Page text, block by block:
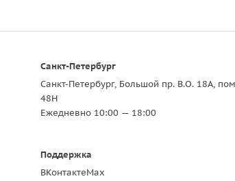
Санкт-Петербург
Санкт-Петербург, Большой пр. В.О. 18A,
48Н
Ежедневно 10:00 — 18:00
Поддержка
ВКонтактеMax